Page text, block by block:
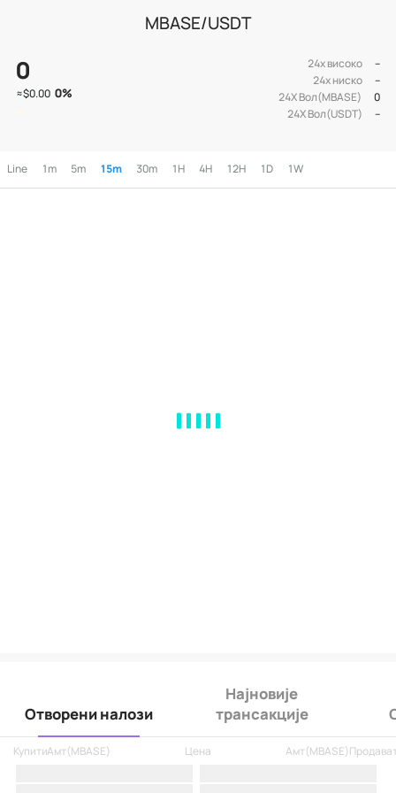
MBASE/USDT
0
≈$0.00 0%
24х високо
--
24х ниско
--
24Х Вол(MBASE)
0
24Х Вол(USDT)
--
Line 1m 5m 15m 30m 1H 4H 12H 1D 1W
Отворени налози
Најновије
трансакције
КупитиАмт (MBASE) Цена Амт (MBASE)